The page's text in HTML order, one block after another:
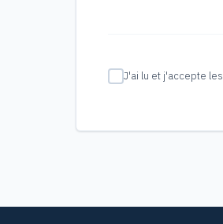
J'ai lu et j'accepte les